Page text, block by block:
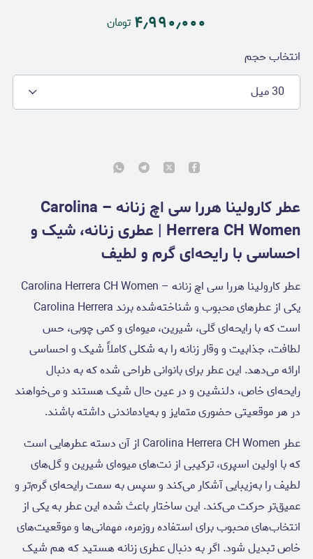
۴٫۹۹۰٫۰۰۰ تومان
انتخاب حجم
30 میل
عطر کارولینا هررا سی اچ زنانه – Carolina
Herrera CH Women | عطری زنانه، شیک و
احساسی با رایحه‌ای گرم و لطیف
عطر کارولینا هررا سی اچ زنانه – Carolina Herrera CH Women
یکی از عطرهای محبوب و شناخته‌شده برند Carolina Herrera
است که با رایحه‌ای گلی، شیرین، میوه‌ای و کمی چوبی، حس
لطافت، جذابیت و وقار زنانه را به شکلی کاملاً شیک و احساسی
ارائه می‌دهد. این عطر برای بانوانی طراحی شده که به دنبال
رایحه‌ای خاص، دلنشین و در عین حال شیک هستند و می‌خواهند
در هر موقعیتی حضوری متمایز و به‌یادماندنی داشته باشند.
عطر Carolina Herrera CH Women از آن دسته عطرهایی است
که با اولین اسپری، ترکیبی از نت‌های میوه‌ای شیرین و گل‌های
لطیف را به‌زیبایی آشکار می‌کند و سپس به سمت رایحه‌ای گرم‌تر و
عمیق‌تر حرکت می‌کند. این ساختار باعث شده این عطر به یکی از
انتخاب‌های محبوب برای استفاده روزمره، مهمانی‌ها و موقعیت‌های
خاص تبدیل شود. اگر به دنبال عطری زنانه هستید که هم شیک